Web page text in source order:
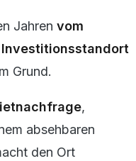
Jahren vom
Grund.
,
absehbaren
den Ort